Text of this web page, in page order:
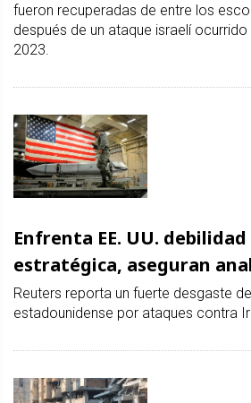
fueron recuperadas de entre los
después de un ataque israelí
2023.
Enfrenta EE. UU.
estratégica, aseguran
Reuters reporta un fuerte desgaste
estadounidense por ataques contra